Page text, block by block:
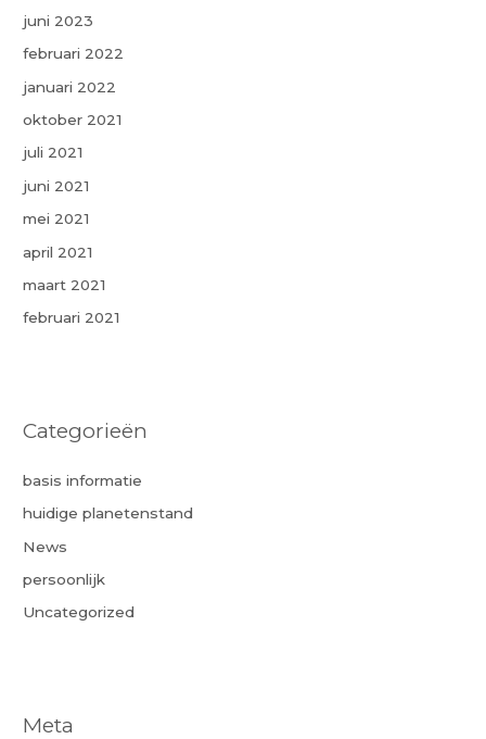
juni 2023
februari 2022
januari 2022
oktober 2021
juli 2021
juni 2021
mei 2021
april 2021
maart 2021
februari 2021
Categorieën
basis informatie
huidige planetenstand
News
persoonlijk
Uncategorized
Meta